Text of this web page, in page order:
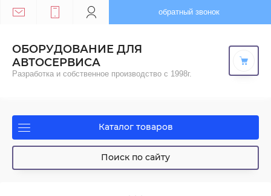
обратный звонок
ОБОРУДОВАНИЕ ДЛЯ
АВТОСЕРВИСА
Разработка и собственное производство с 1998г.
Каталог товаров
Поиск по сайту